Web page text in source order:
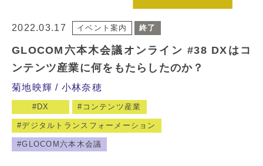
2022.03.17 イベント案内 終了
GLOCOM六本木会議オンライン #38 DXはコ
ンテンツ産業に何をもたらしたのか？
菊地映輝 小林奈穂
DX コンテンツ産業
デジタルトランスフォーメーション
GLOCOM六本木会議